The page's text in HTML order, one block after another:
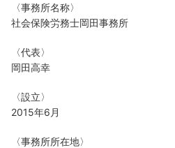
〈事務所名称〉
社会保険労務士岡田事務所
〈代表〉
岡田高幸
〈設立〉
2015年6月
〈事務所所在地〉